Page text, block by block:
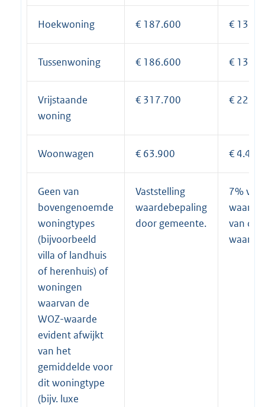
Hoekwoning € 187.600 €
Tussenwoning € 186.600 €
Vrijstaande
woning
€ 317.700 €
Woonwagen € 63.900 € 4.473
Geen van
bovengenoemde
woningtypes
(bijvoorbeeld
villa of landhuis
of herenhuis) of
woningen
waarvan de
WOZ-waarde
evident afwijkt
van het
gemiddelde voor
dit woningtype
(bijv. luxe
Vaststelling
waardebepaling
door gemeente.
7% van
van de
waarde.